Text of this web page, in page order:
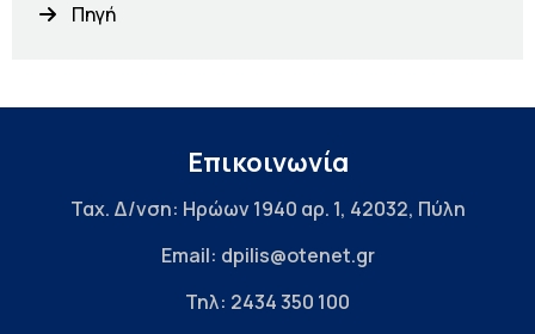
Πηγή
Επικοινωνία
Ταχ. Δ/νση: Ηρώων 1940 αρ. 1, 42032, Πύλη
Email: dpilis@otenet.gr
Τηλ: 2434 350 100